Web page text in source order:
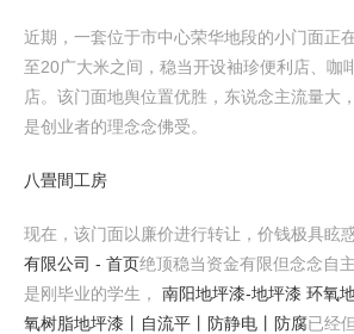
近期，一套位于市中心荣华地段的小门面正
至20广大米之间，稳当开设袖珍便利店、咖
店。该门面地舆位置优胜，东说念主流量大
是创业者的理念念佛受。
八畳間工房
现在，该门面以廉价进行转让，价钱极具眩
有限公司 - 首页绝顶稳当资金有限但念念自
是刚毕业的学生， 南阳地坪漆-地坪漆 环氧
氧树脂地坪漆丨自流平丨防静电丨防腐已经